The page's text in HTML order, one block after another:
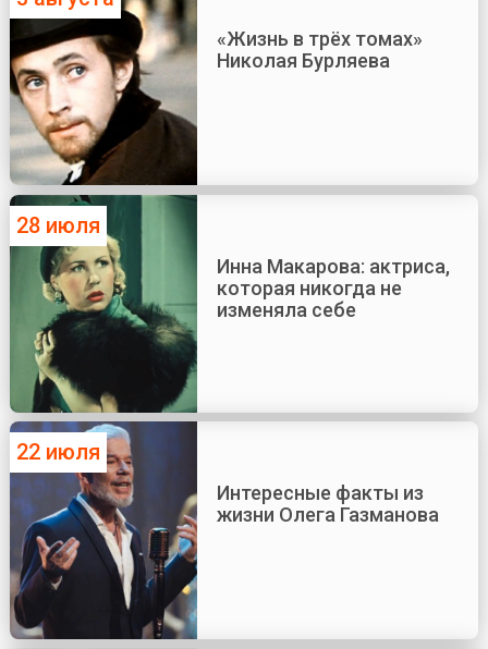
«Жизнь в трёх томах»
Николая Бурляева
28 июля
Инна Макарова: актриса,
которая никогда не
изменяла себе
22 июля
Интересные факты из
жизни Олега Газманова